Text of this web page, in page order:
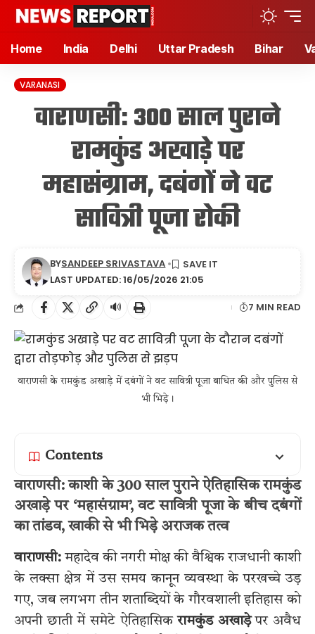
Home India Delhi Uttar Pradesh Bihar
VARANASI
वाराणसी: 300 साल पुराने
रामकुंड अखाड़े पर
महासंग्राम, दबंगों ने वट
सावित्री पूजा रोकी
LAST UPDATED: 16/05/2026 21:05
BYSANDEEP SRIVASTAVA
🔊 7 MIN READ
वाराणसी के रामकुंड अखाड़े में दबंगों ने वट सावित्री पूजा बाधित की और पुलिस से
भी भिड़े।
Contents
वाराणसी: काशी के 300 साल पुराने ऐतिहासिक रामकुंड
अखाड़े पर ‘महासंग्राम’, वट सावित्री पूजा के बीच दबंगों
का तांडव, खाकी से भी भिड़े अराजक तत्व
वाराणसी: महादेव की नगरी मोक्ष की वैश्विक राजधानी काशी
के लक्सा क्षेत्र में उस समय कानून व्यवस्था के परखच्चे उड़
गए, जब लगभग तीन शताब्दियों के गौरवशाली इतिहास को
अपनी छाती में समेटे ऐतिहासिकरामकुंड अखाड़ेपर अवैध